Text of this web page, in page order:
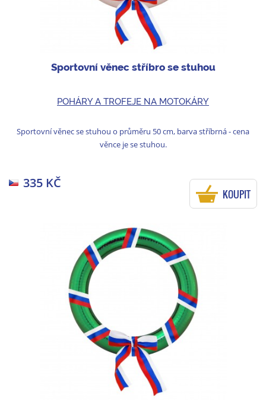
Sportovní věnec stříbro se stuhou
POHÁRY A TROFEJE NA MOTOKÁRY
Sportovní věnec se stuhou o průměru 50 cm, barva stříbrná - cena
věnce je se stuhou.
335 KČ
KOUPIT